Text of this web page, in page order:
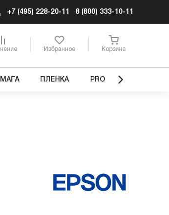
+7 (495) 228-20-11 8 (800) 333-10-11
Избранное Корзина
ПЛЕНКА PRO